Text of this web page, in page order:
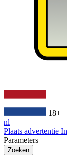
18+
nl
Plaats advertentie
Parameters
Zoeken